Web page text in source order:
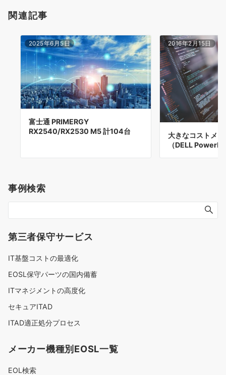
ン
関連記事
2025年6月5日
富士通 PRIMERGY
RX2540/RX2530 M5 計104台
2016年2月15日
大きなコストメ
（DELL
事例検索
第三者保守サービス
IT基盤コストの最適化
EOSL保守パーツの国内備蓄
ITマネジメントの高度化
セキュアITAD
ITAD適正処分プロセス
メーカー機種別EOSL一覧
EOL検索